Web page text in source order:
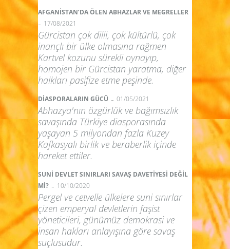
AFGANİSTAN’DA ÖLEN ABHAZLAR VE MEGRELLER
- 17/08/2021
Gürcistan çok dilli, çok kültürlü, çok
inançlı bir ülke olmasına rağmen
Kartvel kozunu sürekli oynayıp,
homojen bir Gürcistan yaratma, diğer
halkları pasifize etme peşinde.
DİASPORALARIN GÜCÜ - 01/05/2021
Abhazya'nın özgürlük ve bağımsızlık
savaşında Türkiye diasporasında
yaşayan 5 milyondan fazla Kuzey
Kafkasyalı birlik ve beraberlik içinde
hareket ettiler.
SUNİ DEVLET SINIRLARI SAVAŞ DAVETİYESİ DEĞİL
Mİ? - 10/10/2020
Pergel ve cetvelle ülkelere suni sınırlar
çizen emperyal devletlerin faşist
yöneticileri, günümüz demokrasi ve
insan hakları anlayışına göre savaş
suçlusudur.